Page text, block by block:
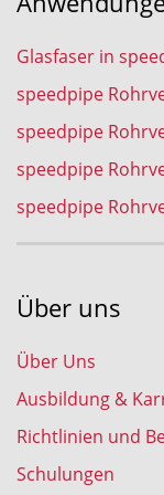
Glasfaser in
speedpipe
speedpipe
speedpipe
speedpipe
Über uns
Über Uns
Ausbildung &
Richtlinien und
Schulungen